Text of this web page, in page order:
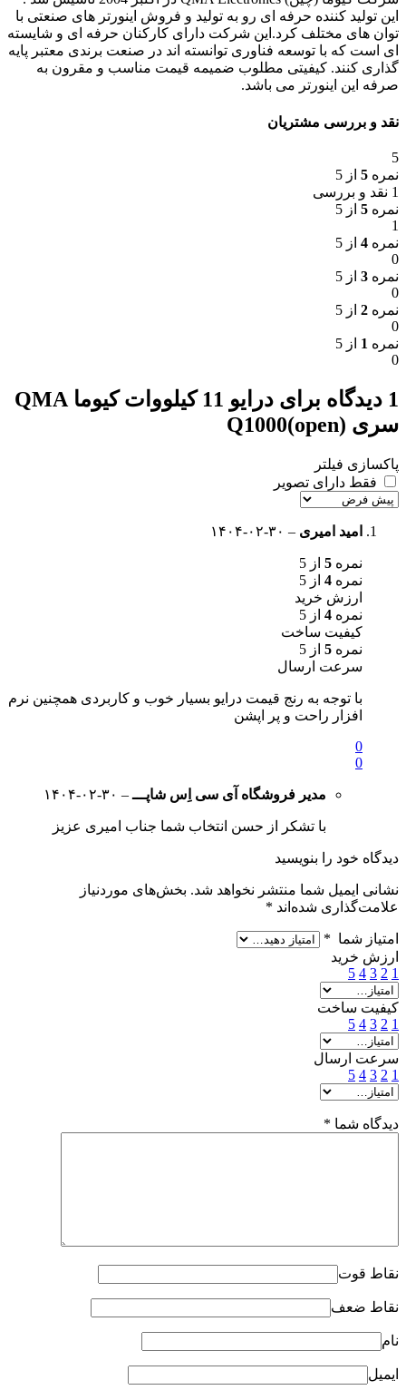
این تولید کننده حرفه ای رو به تولید و فروش اینورتر های صنعتی با
توان های مختلف کرد.این شرکت دارای کارکنان حرفه ای و شایسته
ای است که با توسعه فناوری توانسته اند در صنعت برندی معتبر پایه
گذاری کنند. کیفیتی مطلوب ضمیمه قیمت مناسب و مقرون به
صرفه این اینورتر می باشد.
نقد و بررسی مشتریان
5
نمره 5 از 5
1 نقد و بررسی
نمره 5 از 5
1
نمره 4 از 5
0
نمره 3 از 5
0
نمره 2 از 5
0
نمره 1 از 5
0
1 دیدگاه برای
درایو 11 کیلووات کیوما QMA
سری Q1000(open)
پاکسازی فیلتر
فقط دارای تصویر
امید امیری – ۱۴۰۴-۰۲-۳۰
نمره 5 از 5
نمره 4 از 5
ارزش خرید
نمره 4 از 5
کیفیت ساخت
نمره 5 از 5
سرعت ارسال
با توجه به رنج قیمت درایو بسیار خوب و کاربردی همچنین نرم
افزار راحت و پر اپشن
0
0
مدیر فروشگاه آی سی اِس شاپـــ– ۱۴۰۴-۰۲-۳۰
با تشکر از حسن انتخاب شما جناب امیری عزیز
دیدگاه خود را بنویسید
نشانی ایمیل شما منتشر نخواهد شد. بخش‌های موردنیاز
علامت‌گذاری شده‌اند *
امتیاز شما *
ارزش خرید
1
2
3
4
5
کیفیت ساخت
1
2
3
4
5
سرعت ارسال
1
2
3
4
5
دیدگاه شما *
نقاط قوت
نقاط ضعف
نام
ایمیل